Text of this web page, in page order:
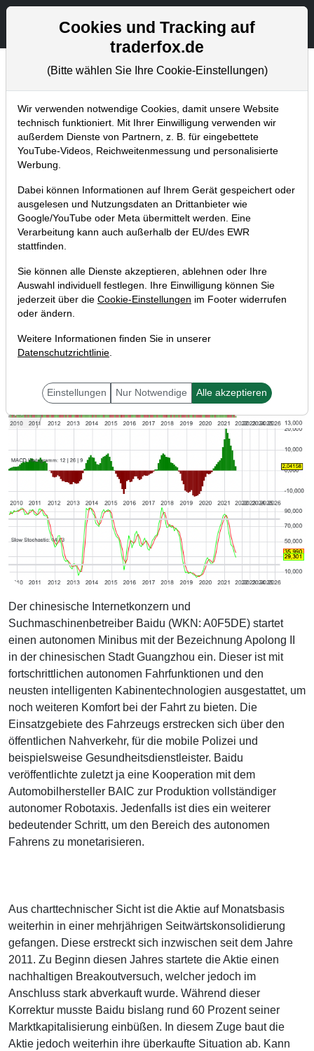
Aktien- und Artikelsuche
Chartanalysen
Home Blog Chartanalysen
Chartanalyse Baidu: Fortschritte
beim autonomen Fahren – Aktie vor
Turnaround?
10.08.2021 um 06:57 Uhr | P. Uhlschmied
Der chinesische Internetkonzern und
Suchmaschinenbetreiber Baidu (WKN: A0F5DE) startet
einen autonomen Minibus mit der Bezeichnung Apolong II
in der chinesischen Stadt Guangzhou ein. Dieser ist mit
fortschrittlichen autonomen Fahrfunktionen und den
neusten intelligenten Kabinentechnologien ausgestattet, um
noch weiteren Komfort bei der Fahrt zu bieten. Die
Einsatzgebiete des Fahrzeugs erstrecken sich über den
öffentlichen Nahverkehr, für die mobile Polizei und
beispielsweise Gesundheitsdienstleister. Baidu
veröffentlichte zuletzt ja eine Kooperation mit dem
Automobilhersteller BAIC zur Produktion vollständiger
autonomer Robotaxis. Jedenfalls ist dies ein weiterer
bedeutender Schritt, um den Bereich des autonomen
Fahrens zu monetarisieren.
Aus charttechnischer Sicht ist die Aktie auf Monatsbasis
weiterhin in einer mehrjährigen Seitwärtskonsolidierung
gefangen. Diese erstreckt sich inzwischen seit dem Jahre
2011. Zu Beginn diesen Jahres startete die Aktie einen
nachhaltigen Breakoutversuch, welcher jedoch im
Anschluss stark abverkauft wurde. Während dieser
Korrektur musste Baidu bislang rund 60 Prozent seiner
Marktkapitalisierung einbüßen. In diesem Zuge baut die
Aktie jedoch weiterhin ihre überkaufte Situation ab. Kann
Cookies und Tracking auf
traderfox.de
(Bitte wählen Sie Ihre Cookie-Einstellungen)
Wir verwenden notwendige Cookies, damit unsere Website
technisch funktioniert. Mit Ihrer Einwilligung verwenden wir
außerdem Dienste von Partnern, z. B. für eingebettete
YouTube-Videos, Reichweitenmessung und personalisierte
Werbung.
Dabei können Informationen auf Ihrem Gerät gespeichert oder
ausgelesen und Nutzungsdaten an Drittanbieter wie
Google/YouTube oder Meta übermittelt werden. Eine
Verarbeitung kann auch außerhalb der EU/des EWR
stattfinden.
Sie können alle Dienste akzeptieren, ablehnen oder Ihre
Auswahl individuell festlegen. Ihre Einwilligung können Sie
jederzeit über die Cookie-Einstellungen im Footer widerrufen
oder ändern.
Weitere Informationen finden Sie in unserer
Datenschutzrichtlinie.
Einstellungen Nur Notwendige Alle akzeptieren